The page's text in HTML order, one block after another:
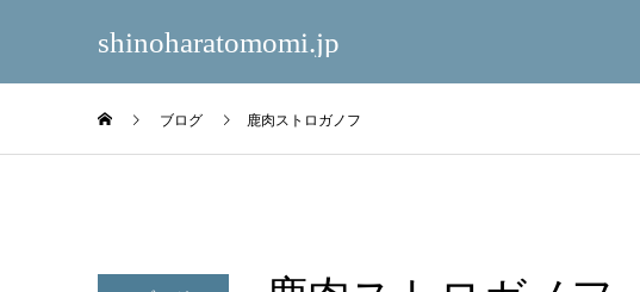
shinoharatomomi.jp
ブログ 鹿肉ストロガノフ